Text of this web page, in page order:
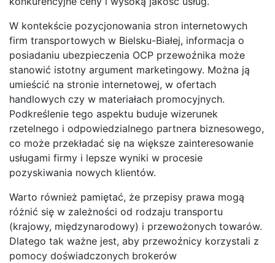
W kontekście pozycjonowania stron internetowych
firm transportowych w Bielsku-Białej, informacja o
posiadaniu ubezpieczenia OCP przewoźnika może
stanowić istotny argument marketingowy. Można ją
umieścić na stronie internetowej, w ofertach
handlowych czy w materiałach promocyjnych.
Podkreślenie tego aspektu buduje wizerunek
rzetelnego i odpowiedzialnego partnera biznesowego,
co może przekładać się na większe zainteresowanie
usługami firmy i lepsze wyniki w procesie
pozyskiwania nowych klientów.
Warto również pamiętać, że przepisy prawa mogą
różnić się w zależności od rodzaju transportu
(krajowy, międzynarodowy) i przewożonych towarów.
Dlatego tak ważne jest, aby przewoźnicy korzystali z
pomocy doświadczonych brokerów